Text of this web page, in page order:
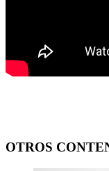
OTROS